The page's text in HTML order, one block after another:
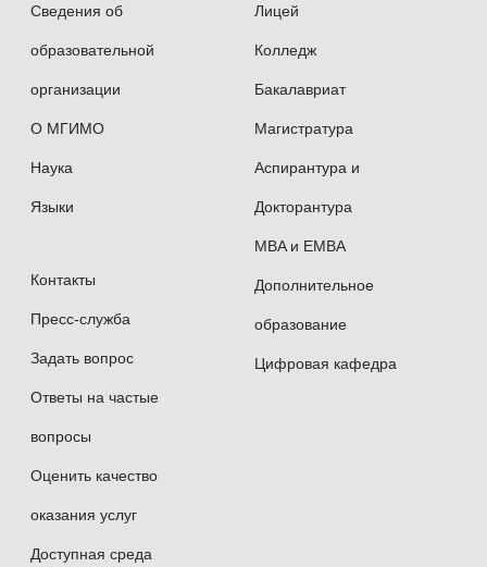
Сведения об
образовательной
организации
О МГИМО
Наука
Языки
Контакты
Пресс-служба
Задать вопрос
Ответы на частые
вопросы
Оценить качество
оказания услуг
Доступная среда
Лицей
Колледж
Бакалавриат
Магистратура
Аспирантура и
Докторантура
MBA и EMBA
Дополнительное
образование
Цифровая кафедра